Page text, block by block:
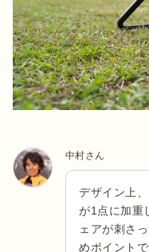
中村さん
デザイン上
が1点に加重
ェアが刺さ
めポイントで